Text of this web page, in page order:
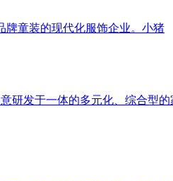
牌童装的现代化服饰企业。小猪
研发于一体的多元化、综合型的